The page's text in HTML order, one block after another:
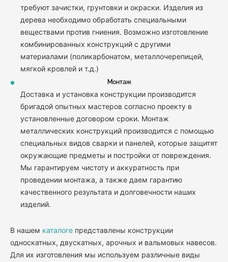
требуют зачистки, грунтовки и окраски. Изделия из
дерева необходимо обработать специальными
веществами против гниения. Возможно изготовление
комбинированных конструкций с другими
материалами (поликарбонатом, металлочерепицей,
мягкой кровлей и т.д.)
Монтаж
Доставка и установка конструкции производится
бригадой опытных мастеров согласно проекту в
установленные договором сроки. Монтаж
металлических конструкций производится с помощью
специальных видов сварки и панелей, которые защитят
окружающие предметы и постройки от повреждения.
Мы гарантируем чистоту и аккуратность при
проведении монтажа, а также даем гарантию
качественного результата и долговечности наших
изделий.
В нашем каталоге представлены конструкции
односкатных, двускатных, арочных и вальмовых навесов.
Для их изготовления мы используем различные виды